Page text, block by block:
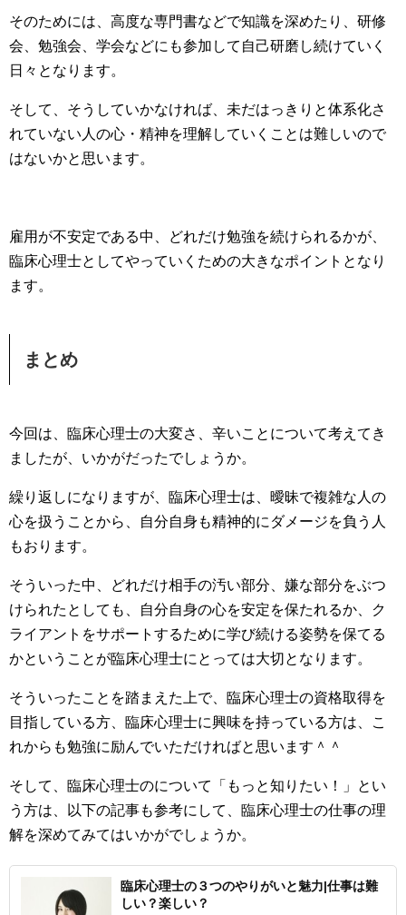
そのためには、高度な専門書などで知識を深めたり、研修
会、勉強会、学会などにも参加して自己研磨し続けていく
日々となります。
そして、そうしていかなければ、未だはっきりと体系化さ
れていない人の心・精神を理解していくことは難しいので
はないかと思います。
雇用が不安定である中、どれだけ勉強を続けられるかが、
臨床心理士としてやっていくための大きなポイントとなり
ます。
まとめ
今回は、臨床心理士の大変さ、辛いことについて考えてき
ましたが、いかがだったでしょうか。
繰り返しになりますが、臨床心理士は、曖昧で複雑な人の
心を扱うことから、自分自身も精神的にダメージを負う人
もおります。
そういった中、どれだけ相手の汚い部分、嫌な部分をぶつ
けられたとしても、自分自身の心を安定を保たれるか、ク
ライアントをサポートするために学び続ける姿勢を保てる
かということが臨床心理士にとっては大切となります。
そういったことを踏まえた上で、臨床心理士の資格取得を
目指している方、臨床心理士に興味を持っている方は、こ
れからも勉強に励んでいただければと思います＾＾
そして、臨床心理士のについて「もっと知りたい！」とい
う方は、以下の記事も参考にして、臨床心理士の仕事の理
解を深めてみてはいかがでしょうか。
臨床心理士の３つのやりがいと魅力|仕事は難
しい？楽しい？